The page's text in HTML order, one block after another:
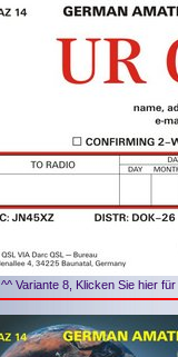
^^ Variante 8, Klicken Sie hier